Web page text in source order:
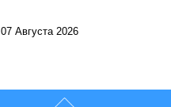
07 Августа 2026